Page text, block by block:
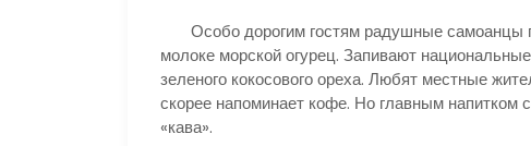
Особо дорогим гостям радушные самоанцы
молоке морской огурец. Запивают
зеленого кокосового ореха. Любят местные
скорее напоминает кофе. Но главным напитком
«кава».